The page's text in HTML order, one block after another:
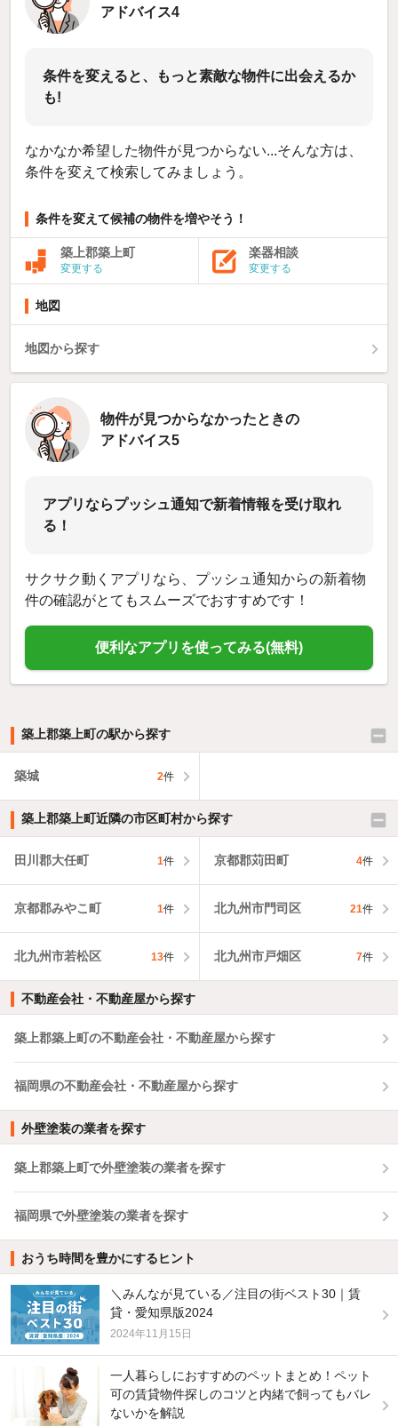
アドバイス4
条件を変えると、もっと素敵な物件に出会えるか
も!
なかなか希望した物件が見つからない...そんな方は、
条件を変えて検索してみましょう。
条件を変えて候補の物件を増やそう！
築上郡築上町
変更する
楽器相談
変更する
地図
地図から探す
物件が見つからなかったときの
アドバイス5
アプリならプッシュ通知で新着情報を受け取れ
る！
サクサク動くアプリなら、プッシュ通知からの新着物
件の確認がとてもスムーズでおすすめです！
便利なアプリを使ってみる(無料)
築上郡築上町の駅から探す
築城 2件
築上郡築上町近隣の市区町村から探す
田川郡大任町 1件 京都郡苅田町 4件
京都郡みやこ町 1件 北九州市門司区 21件
北九州市若松区 13件 北九州市戸畑区 7件
不動産会社・不動産屋から探す
築上郡築上町の不動産会社・不動産屋から探す
福岡県の不動産会社・不動産屋から探す
外壁塗装の業者を探す
築上郡築上町で外壁塗装の業者を探す
福岡県で外壁塗装の業者を探す
おうち時間を豊かにするヒント
＼みんなが見ている／注目の街ベスト30｜賃
貸・愛知県版2024
2024年11月15日
一人暮らしにおすすめのペットまとめ！ペット
可の賃貸物件探しのコツと内緒で飼ってもバレ
ないかを解説